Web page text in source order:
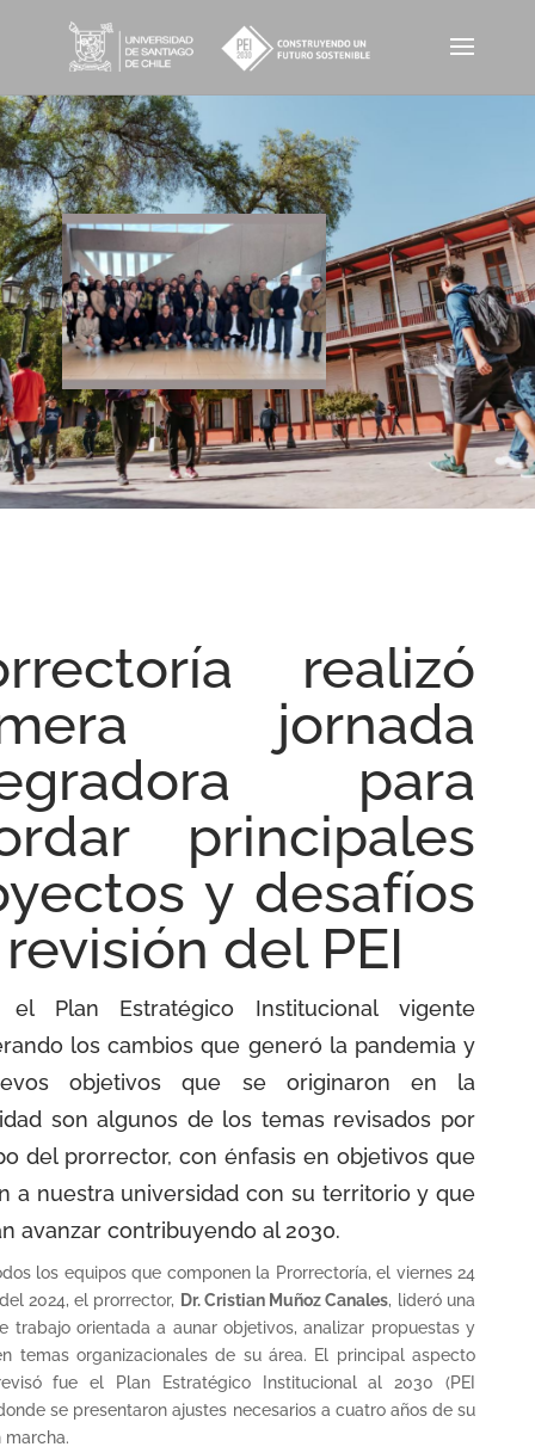
realizó
jornada
para
principales
y desafíos
del PEI
el Plan Estratégico Institucional vigente
los cambios que generó la pandemia y
objetivos que se originaron en la
son algunos de los temas revisados por
del prorrector, con énfasis en objetivos que
a nuestra universidad con su territorio y que
avanzar contribuyendo al 2030.
los equipos que componen la Prorrectoría, el viernes 24
2024, el prorrector, Dr. Cristian Muñoz Canales, lideró una
trabajo orientada a aunar objetivos, analizar propuestas y
temas organizacionales de su área. El principal aspecto
fue el Plan Estratégico Institucional al 2030 (PEI
se presentaron ajustes necesarios a cuatro años de su
marcha.